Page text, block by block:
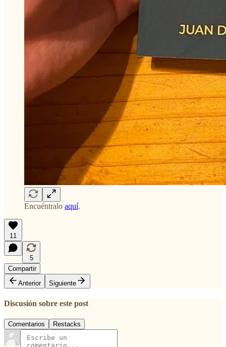
Encuéntralo aquí.
11
5
Compartir
Anterior
Siguiente
Discusión sobre este post
Comentarios Restacks